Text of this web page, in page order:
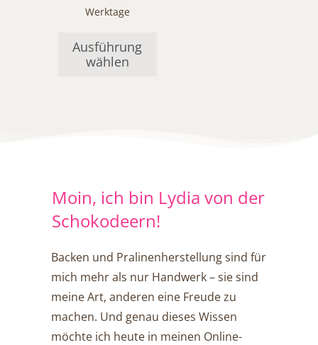
Werktage
Ausführung
wählen
Moin, ich bin Lydia von der
Schokodeern!
Backen und Pralinenherstellung sind für
mich mehr als nur Handwerk – sie sind
meine Art, anderen eine Freude zu
machen. Und genau dieses Wissen
möchte ich heute in meinen Online-